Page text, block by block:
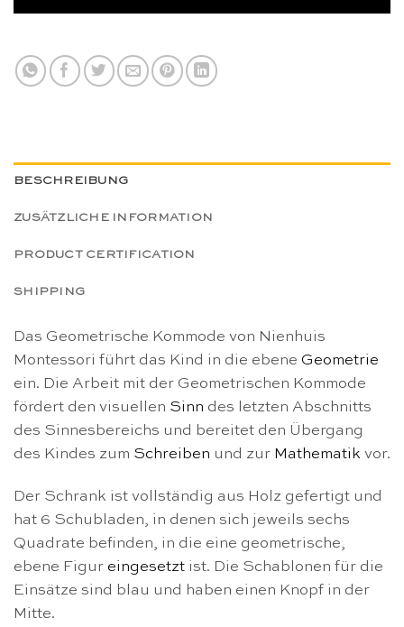
BESCHREIBUNG
ZUSÄTZLICHE INFORMATION
PRODUCT CERTIFICATION
SHIPPING
Das Geometrische Kommode von Nienhuis
Montessori führt das Kind in die ebene Geometrie
ein. Die Arbeit mit der Geometrischen Kommode
fördert den visuellen Sinn des letzten Abschnitts
des Sinnesbereichs und bereitet den Übergang
des Kindes zum Schreiben und zur Mathematik vor.
Der Schrank ist vollständig aus Holz gefertigt und
hat 6 Schubladen, in denen sich jeweils sechs
Quadrate befinden, in die eine geometrische,
ebene Figur eingesetzt ist. Die Schablonen für die
Einsätze sind blau und haben einen Knopf in der
Mitte.